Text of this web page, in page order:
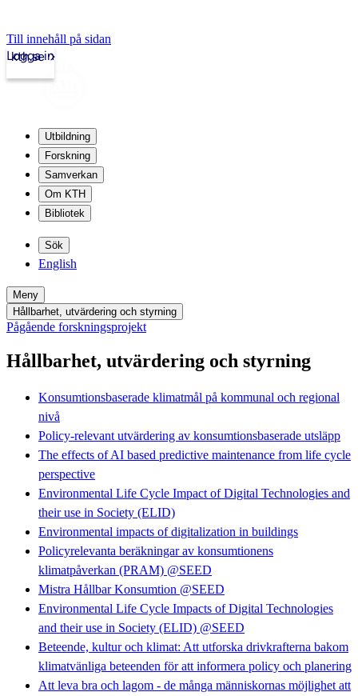
Till innehåll på sidan
kth.se
Logga in
Utbildning
Forskning
Samverkan
Om KTH
Bibliotek
Sök
English
Meny
Hållbarhet, utvärdering och styrning
Pågående forskningsprojekt
Hållbarhet, utvärdering och styrning
Konsumtionsbaserade klimatmål på kommunal och regional
nivå
Policy-relevant utvärdering av konsumtionsbaserade utsläpp
The effects of AI based predictive maintenance from life cycle
perspective
Environmental Life Cycle Impact of Digital Technologies and
their use in Society (ELID)
Environmental impacts of digitalization in buildings
Policyrelevanta beräkningar av konsumtionens
klimatpåverkan (PRAM) @SEED
Mistra Hållbar Konsumtion @SEED
Environmental Life Cycle Impacts of Digital Technologies
and their use in Society (ELID) @SEED
Beteende, kultur och klimat: Att utforska drivkrafterna bakom
klimatvänliga beteenden för att informera policy och planering
Att leva bra och lagom - de många människornas möjlighet att